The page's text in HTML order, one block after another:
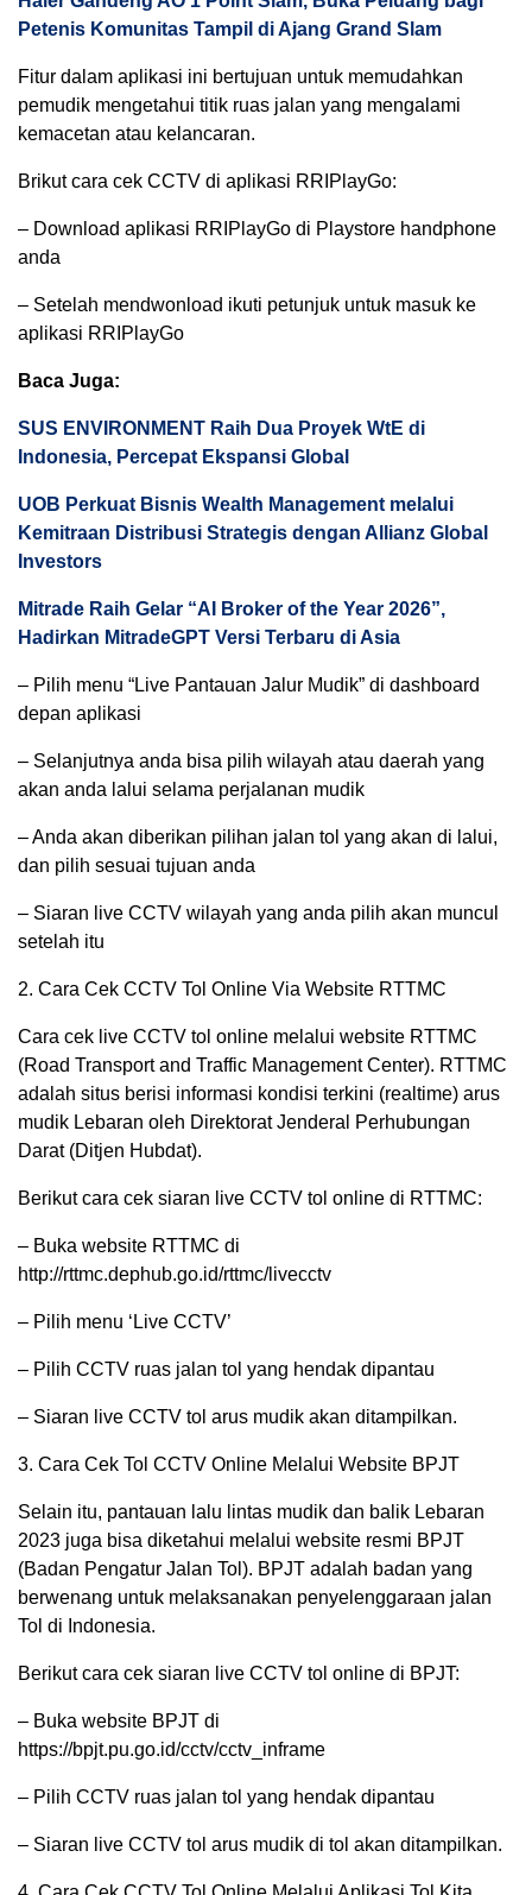
Petenis Komunitas Tampil di Ajang Grand Slam
Fitur dalam aplikasi ini bertujuan untuk memudahkan
pemudik mengetahui titik ruas jalan yang mengalami
kemacetan atau kelancaran.
Brikut cara cek CCTV di aplikasi RRIPlayGo:
– Download aplikasi RRIPlayGo di Playstore handphone
anda
– Setelah mendwonload ikuti petunjuk untuk masuk ke
aplikasi RRIPlayGo
Baca Juga:
SUS ENVIRONMENT Raih Dua Proyek WtE di
Indonesia, Percepat Ekspansi Global
UOB Perkuat Bisnis Wealth Management melalui
Kemitraan Distribusi Strategis dengan Allianz Global
Investors
Mitrade Raih Gelar “AI Broker of the Year 2026”,
Hadirkan MitradeGPT Versi Terbaru di Asia
– Pilih menu “Live Pantauan Jalur Mudik” di dashboard
depan aplikasi
– Selanjutnya anda bisa pilih wilayah atau daerah yang
akan anda lalui selama perjalanan mudik
– Anda akan diberikan pilihan jalan tol yang akan di lalui,
dan pilih sesuai tujuan anda
– Siaran live CCTV wilayah yang anda pilih akan muncul
setelah itu
2. Cara Cek CCTV Tol Online Via Website RTTMC
Cara cek live CCTV tol online melalui website RTTMC
(Road Transport and Traffic Management Center). RTTMC
adalah situs berisi informasi kondisi terkini (realtime) arus
mudik Lebaran oleh Direktorat Jenderal Perhubungan
Darat (Ditjen Hubdat).
Berikut cara cek siaran live CCTV tol online di RTTMC:
– Buka website RTTMC di
http://rttmc.dephub.go.id/rttmc/livecctv
– Pilih menu ‘Live CCTV’
– Pilih CCTV ruas jalan tol yang hendak dipantau
– Siaran live CCTV tol arus mudik akan ditampilkan.
3. Cara Cek Tol CCTV Online Melalui Website BPJT
Selain itu, pantauan lalu lintas mudik dan balik Lebaran
2023 juga bisa diketahui melalui website resmi BPJT
(Badan Pengatur Jalan Tol). BPJT adalah badan yang
berwenang untuk melaksanakan penyelenggaraan jalan
Tol di Indonesia.
Berikut cara cek siaran live CCTV tol online di BPJT:
– Buka website BPJT di
https://bpjt.pu.go.id/cctv/cctv_inframe
– Pilih CCTV ruas jalan tol yang hendak dipantau
– Siaran live CCTV tol arus mudik di tol akan ditampilkan.